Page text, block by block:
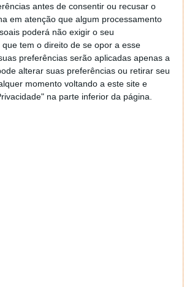
antes de consentir ou recusar o
em atenção que algum processamento
poderá não exigir o seu
tem o direito de se opor a esse
preferências serão aplicadas apenas a
alterar suas preferências ou retirar seu
momento voltando a este site e
na parte inferior da página.